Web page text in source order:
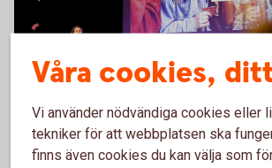
Kolla in våra Ung
föreläsningar
Våra cookies,
Vi använder nödvändiga cookies eller
tekniker för att webbplatsen ska
finns även cookies du kan välja som